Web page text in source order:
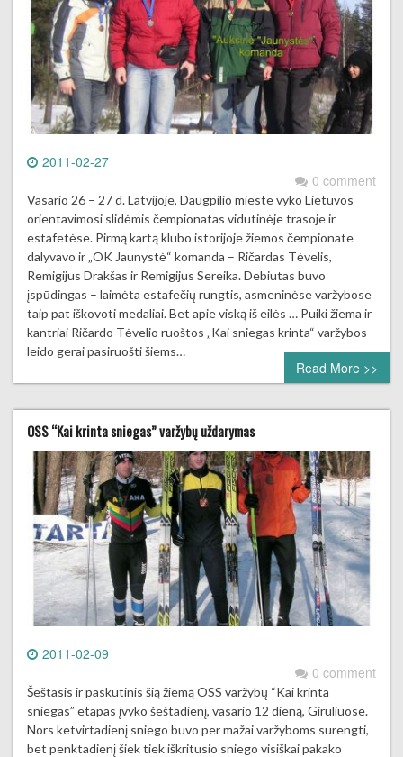
2011-02-27
0 comment
Vasario 26 – 27 d. Latvijoje, Daugpilio mieste vyko Lietuvos
orientavimosi slidėmis čempionatas vidutinėje trasoje ir
estafetėse. Pirmą kartą klubo istorijoje žiemos čempionate
dalyvavo ir „OK Jaunystė“ komanda – Ričardas Tėvelis,
Remigijus Drakšas ir Remigijus Sereika. Debiutas buvo
įspūdingas – laimėta estafečių rungtis, asmeninėse varžybose
taip pat iškovoti medaliai. Bet apie viską iš eilės … Puiki žiema ir
kantriai Ričardo Tėvelio ruoštos „Kai sniegas krinta“ varžybos
leido gerai pasiruošti šiems…
Read More >>
OSS “Kai krinta sniegas” varžybų uždarymas
2011-02-09
0 comment
Šeštasis ir paskutinis šią žiemą OSS varžybų “Kai krinta
sniegas” etapas įvyko šeštadienį, vasario 12 dieną, Giruliuose.
Nors ketvirtadienį sniego buvo per mažai varžyboms surengti,
bet penktadienį šiek tiek iškritusio sniego visiškai pakako